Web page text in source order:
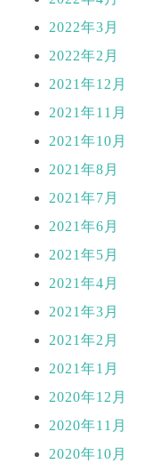
2022年3月
2022年2月
2021年12月
2021年11月
2021年10月
2021年8月
2021年7月
2021年6月
2021年5月
2021年4月
2021年3月
2021年2月
2021年1月
2020年12月
2020年11月
2020年10月